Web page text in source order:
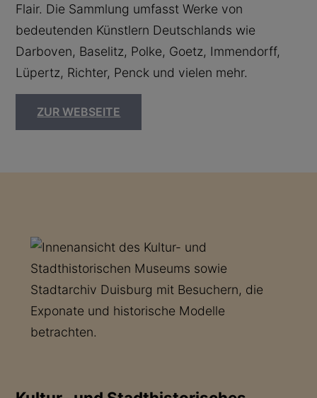
Flair. Die Sammlung umfasst Werke von
bedeutenden Künstlern Deutschlands wie
Darboven, Baselitz, Polke, Goetz, Immendorff,
Lüpertz, Richter, Penck und vielen mehr.
ZUR WEBSEITE